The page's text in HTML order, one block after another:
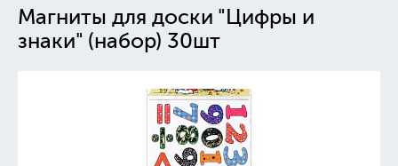
Магниты для доски "Цифры и
знаки" (набор) 30шт